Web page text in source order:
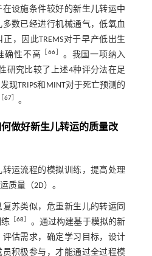
设施条件较好的新生儿转运中
数已经进行机械通气，低氧血
，因此TREMS对于早产低出生
确性不高
［66
。我国一项纳入
研究比较了上述4种评分法在足
现TRIPS和MINT对于死亡预测的
67］ 。
做好新生儿转运的质量改
转运流程的模拟训练，提高处理
质量（2D）。
苏类似，危重新生儿的转运同
［68
。通过构建基于模拟的新
估需求，确定学习目标，设计
积极参与，才能通过全过程模